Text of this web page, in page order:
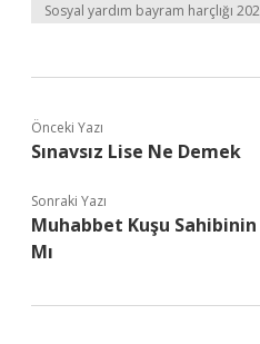
Sosyal yardım bayram harçlığı
Önceki Yazı
Sınavsız Lise Ne Demek
Sonraki Yazı
Muhabbet Kuşu
Mı